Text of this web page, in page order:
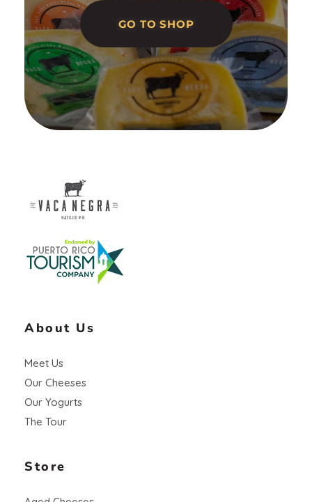
GO TO SHOP
About Us
Meet Us
Our Cheeses
Our Yogurts
The Tour
Store